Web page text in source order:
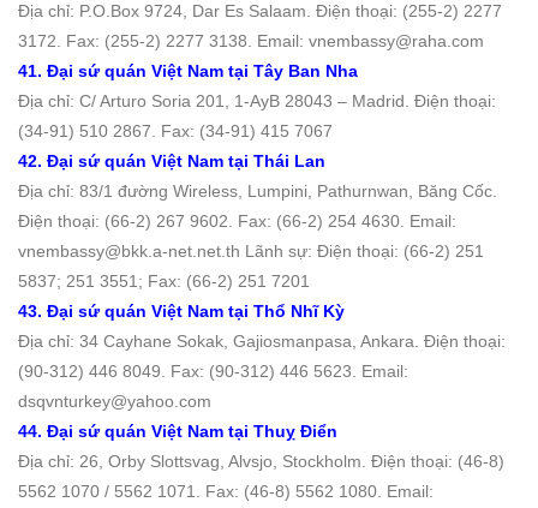
Địa chỉ: P.O.Box 9724, Dar Es Salaam. Ðiện thoại: (255-2) 2277
3172. Fax: (255-2) 2277 3138. Email: vnembassy@raha.com
41. Đại sứ quán Việt Nam tại Tây Ban Nha
Địa chỉ: C/ Arturo Soria 201, 1-AyB 28043 – Madrid. Ðiện thoại:
(34-91) 510 2867. Fax: (34-91) 415 7067
42. Đại sứ quán Việt Nam tại Thái Lan
Địa chỉ: 83/1 đường Wireless, Lumpini, Pathurnwan, Băng Cốc.
Ðiện thoại: (66-2) 267 9602. Fax: (66-2) 254 4630. Email:
vnembassy@bkk.a-net.net.th Lãnh sự: Điện thoại: (66-2) 251
5837; 251 3551; Fax: (66-2) 251 7201
43. Đại sứ quán Việt Nam tại Thổ Nhĩ Kỳ
Địa chỉ: 34 Cayhane Sokak, Gajiosmanpasa, Ankara. Ðiện thoại:
(90-312) 446 8049. Fax: (90-312) 446 5623. Email:
dsqvnturkey@yahoo.com
44. Đại sứ quán Việt Nam tại Thuỵ Ðiển
Địa chỉ: 26, Orby Slottsvag, Alvsjo, Stockholm. Ðiện thoại: (46-8)
5562 1070 / 5562 1071. Fax: (46-8) 5562 1080. Email: